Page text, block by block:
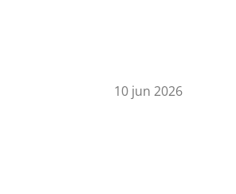
10 jun 2026